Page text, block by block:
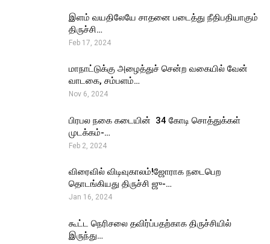
இளம் வயதிலேயே சாதனை படைத்து நீதிபதியாகும்
திருச்சி…
Feb 17, 2024
மாநாட்டுக்கு அழைத்துச் சென்ற வகையில் வேன்
வாடகை, சம்பளம்…
Nov 6, 2024
பிரபல நகை கடையின் ₹ 34 கோடி சொத்துக்கள்
முடக்கம்-…
Feb 2, 2024
விரைவில் விடிவுகாலம்!ஜோராக நடைபெற
தொடங்கியது திருச்சி ஜு-…
Jan 16, 2024
கூட்ட நெரிசலை தவிர்ப்பதற்காக திருச்சியில்
இருந்து…